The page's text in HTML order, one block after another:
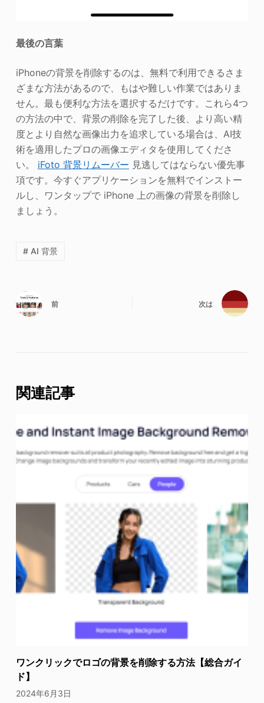
最後の言葉
iPhoneの背景を削除するのは、無料で利用できるさま
ざまな方法があるので、もはや難しい作業ではありま
せん。最も便利な方法を選択するだけです。これら4つ
の方法の中で、背景の削除を完了した後、より高い精
度とより自然な画像出力を追求している場合は、AI技
術を適用したプロの画像エディタを使用してくださ
い。 iFoto 背景リムーバー 見逃してはならない優先事
項です。今すぐアプリケーションを無料でインストー
ルし、ワンタップで iPhone 上の画像の背景を削除し
ましょう。
# AI 背景
前 次は
関連記事
ワンクリックでロゴの背景を削除する方法【総合ガイ
ド】
2024年6月3日